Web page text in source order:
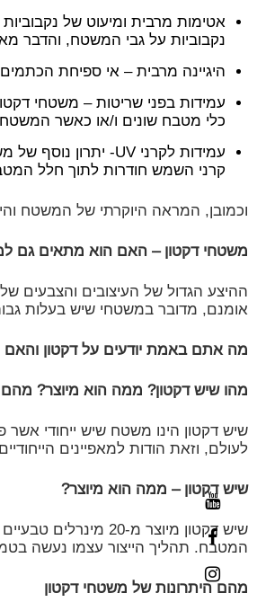
אטימות מרבית ומיעוט של
נקבוביות על גבי המשטח, והדבר
היגיינה מרבית – אי ספיחת
עמידות בפני שריטות – משטחי
כלי מטבח שונים ו/או כאשר
קרני השמש חודרות לתוך חלל
וכמובן, המראה היוקרתי של המשטח
משטחי דקטון – האם הוא מתאים גם
ההיצע הגדול של העיצובים והצבעים
אומנם, מדובר במשטחי שיש בעלות
מה אתם באמת יודעים על דקטון
מהו שיש דקטון? ממה הוא מיוצר? מהם
לעולם, וזאת הודות למאפיינים
שיש דקטון – ממה הוא מיוצר?
שיש דקטון מיוצר
המטבח. תהליך הייצור עצמו נעשה
מהם היתרונות של משטחי דקטון